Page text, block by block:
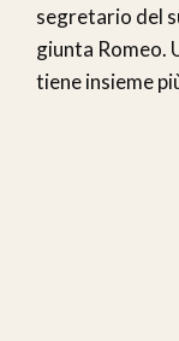
segretario del
giunta Romeo.
tiene insieme